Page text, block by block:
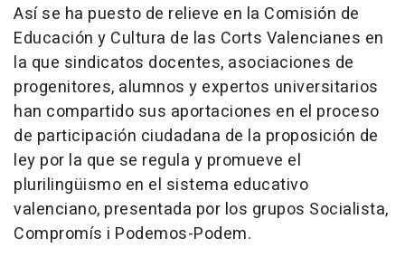
Así se ha puesto de relieve en la Comisión de
Educación y Cultura de las Corts Valencianes en
la que sindicatos docentes, asociaciones de
progenitores, alumnos y expertos universitarios
han compartido sus aportaciones en el proceso
de participación ciudadana de la proposición de
ley por la que se regula y promueve el
plurilingüismo en el sistema educativo
valenciano, presentada por los grupos Socialista,
Compromís i Podemos-Podem.